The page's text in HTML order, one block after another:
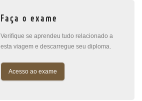
Faça o exame
Verifique se aprendeu tudo relacionado a
esta viagem e descarregue seu diploma.
Acesso ao exame